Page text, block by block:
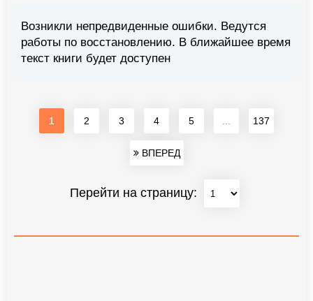
Возникли непредвиденные ошибки. Ведутся
работы по восстановлению. В ближайшее время
текст книги будет доступен
1 2 3 4 5 137
ВПЕРЕД
Перейти на страницу: